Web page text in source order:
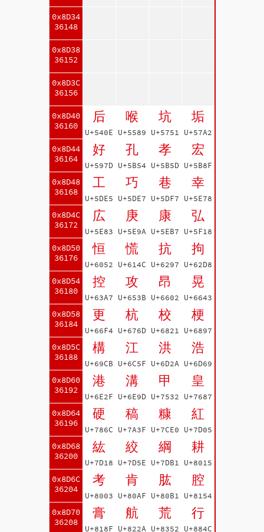
0x8D34
36148
0x8D38
36152
0x8D3C
36156
0x8D40
36160
0x8D44
36164
0x8D48
36168
0x8D4C
36172
0x8D50
36176
0x8D54
36180
0x8D58
36184
0x8D5C
36188
0x8D60
36192
0x8D64
36196
0x8D68
36200
0x8D6C
36204
0x8D70
36208
后
U+540E
喉
U+5589
坑
U+5751
垢
U+57A2
好
U+597D
孔
U+5B54
孝
U+5B5D
宏
U+5B8F
工
U+5DE5
巧
U+5DE7
巷
U+5DF7
幸
U+5E78
広
U+5E83
庚
U+5E9A
康
U+5EB7
弘
U+5F18
恒
U+6052
慌
U+614C
抗
U+6297
拘
U+62D8
控
U+63A7
攻
U+653B
昂
U+6602
晃
U+6643
更
U+66F4
杭
U+676D
校
U+6821
梗
U+6897
構
U+69CB
江
U+6C5F
洪
U+6D2A
浩
U+6D69
港
U+6E2F
溝
U+6E9D
甲
U+7532
皇
U+7687
硬
U+786C
稿
U+7A3F
糠
U+7CE0
紅
U+7D05
紘
U+7D18
絞
U+7D5E
綱
U+7DB1
耕
U+8015
考
U+8003
肯
U+80AF
肱
U+80B1
腔
U+8154
膏
U+818F
航
U+822A
荒
U+8352
行
U+884C